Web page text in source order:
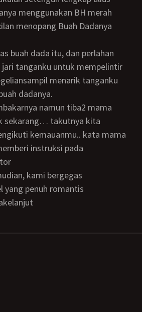
menggunakan BH merah
menopang Buah Dadanya
jari tanganku untuk mempelintir
menarik tanganku
dadanya.
sekarang… takutnya kita
kemauanmu.. kata mama
instruksi pada
yang penuh romantis